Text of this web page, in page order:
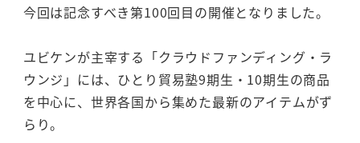
今回は記念すべき第100回目の開催となりました。
ユビケンが主宰する「クラウドファンディング・ラ
ウンジ」には、ひとり貿易塾9期生・10期生の商品
を中心に、世界各国から集めた最新のアイテムがず
らり。